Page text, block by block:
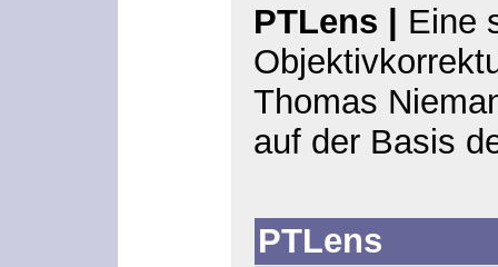
PTLens | Eine
Thomas
auf der Basis
PTLens